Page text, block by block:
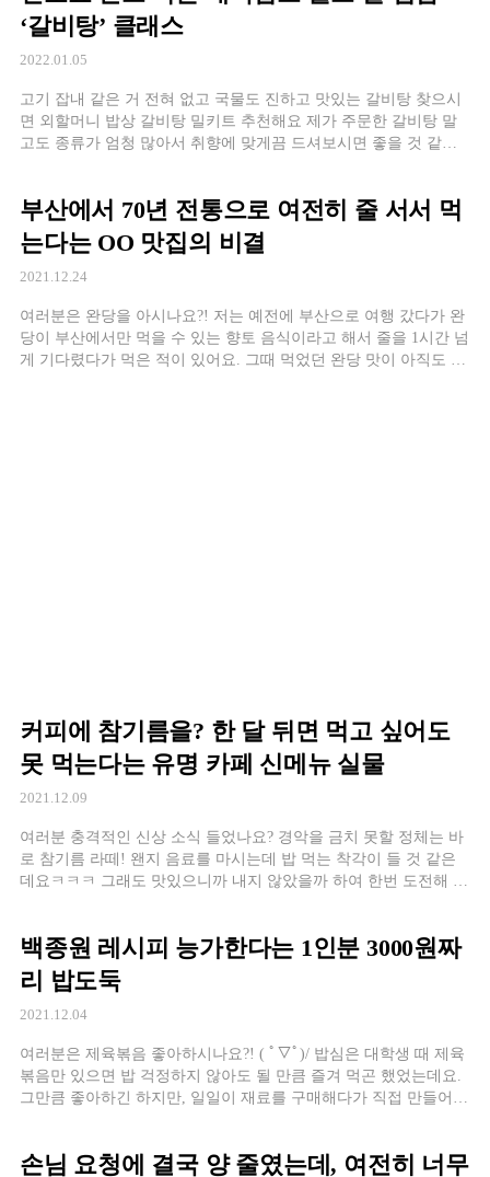
‘갈비탕’ 클래스
2022.01.05
고기 잡내 같은 거 전혀 없고 국물도 진하고 맛있는 갈비탕 찾으시
면 외할머니 밥상 갈비탕 밀키트 추천해요 제가 주문한 갈비탕 말
고도 종류가 엄청 많아서 취향에 맞게끔 드셔보시면 좋을 것 같아
부산에서 70년 전통으로 여전히 줄 서서 먹
는다는 OO 맛집의 비결
2021.12.24
여러분은 완당을 아시나요?! 저는 예전에 부산으로 여행 갔다가 완
당이 부산에서만 먹을 수 있는 향토 음식이라고 해서 줄을 1시간 넘
게 기다렸다가 먹은 적이 있어요. 그때 먹었던 완당 맛이 아직도 날
커피에 참기름을? 한 달 뒤면 먹고 싶어도
못 먹는다는 유명 카페 신메뉴 실물
2021.12.09
여러분 충격적인 신상 소식 들었나요? 경악을 금치 못할 정체는 바
로 참기름 라떼! 왠지 음료를 마시는데 밥 먹는 착각이 들 것 같은
데요ㅋㅋㅋ 그래도 맛있으니까 내지 않았을까 하여 한번 도전해 봤
백종원 레시피 능가한다는 1인분 3000원짜
리 밥도둑
2021.12.04
여러분은 제육볶음 좋아하시나요?! ( ﾟ▽ﾟ)/ 밥심은 대학생 때 제육
볶음만 있으면 밥 걱정하지 않아도 될 만큼 즐겨 먹곤 했었는데요.
그만큼 좋아하긴 하지만, 일일이 재료를 구매해다가 직접 만들어
손님 요청에 결국 양 줄였는데, 여전히 너무